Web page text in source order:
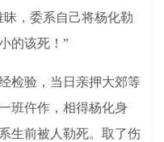
，委系自己将杨化勒
的该死！”
验，当日亲押大郊等
班仵作，相得杨化身
生前被人勒死。取了伤